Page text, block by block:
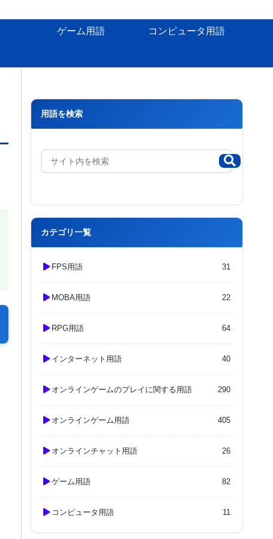
ゲーム用語 コンピュータ用語
用語を検索
カテゴリ一覧
FPS用語 31
MOBA用語 22
RPG用語 64
インターネット用語 40
オンラインゲームのプレイに関する用語 290
オンラインゲーム用語 405
オンラインチャット用語 26
ゲーム用語 82
コンピュータ用語 11